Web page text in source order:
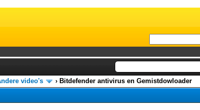
video's › Bitdefender antivirus en Gemistdowloader